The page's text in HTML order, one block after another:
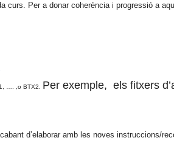
curs. Per a donar coherència i progressió a
…. ,o BTX2. Per exemple, els fitxers
d’elaborar amb les noves instruccions/